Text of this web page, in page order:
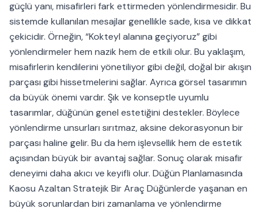
güçlü yanı, misafirleri fark ettirmeden yönlendirmesidir. Bu
sistemde kullanılan mesajlar genellikle sade, kısa ve dikkat
çekicidir. Örneğin, “Kokteyl alanına geçiyoruz” gibi
yönlendirmeler hem nazik hem de etkili olur. Bu yaklaşım,
misafirlerin kendilerini yönetiliyor gibi değil, doğal bir akışın
parçası gibi hissetmelerini sağlar. Ayrıca görsel tasarımın
da büyük önemi vardır. Şık ve konseptle uyumlu
tasarımlar, düğünün genel estetiğini destekler. Böylece
yönlendirme unsurları sırıtmaz, aksine dekorasyonun bir
parçası haline gelir. Bu da hem işlevsellik hem de estetik
açısından büyük bir avantaj sağlar. Sonuç olarak misafir
deneyimi daha akıcı ve keyifli olur. Düğün Planlamasında
Kaosu Azaltan Stratejik Bir Araç Düğünlerde yaşanan en
büyük sorunlardan biri zamanlama ve yönlendirme